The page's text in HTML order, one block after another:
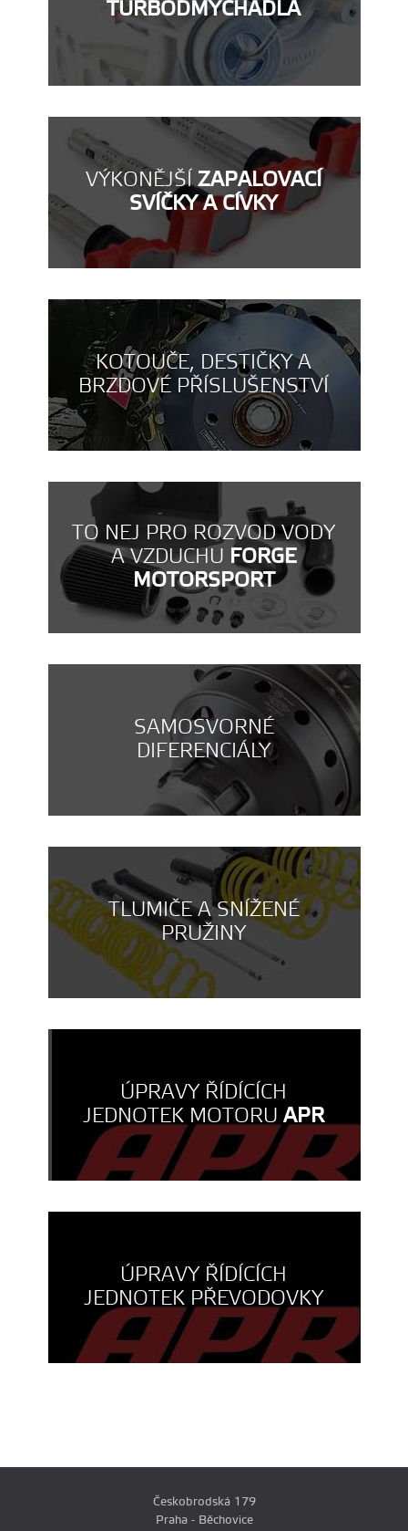
TURBODMYCHADLA
VÝKONĚJŠÍZAPALOVACÍ
SVÍČKY A CÍVKY
KOTOUČE, DESTIČKY A
BRZDOVÉ PŘÍSLUŠENSTVÍ
TO NEJ PRO ROZVOD VODY
A VZDUCHU FORGE
MOTORSPORT
SAMOSVORNÉ
DIFERENCIÁLY
TLUMIČE A SNÍŽENÉ
PRUŽINY
ÚPRAVY ŘÍDÍCÍCH
JEDNOTEK MOTORUAPR
ÚPRAVY ŘÍDÍCÍCH
JEDNOTEK PŘEVODOVKY
Českobrodská 179
Praha - Běchovice